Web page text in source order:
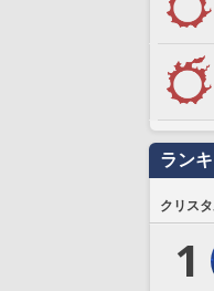
ラン
クリス
1